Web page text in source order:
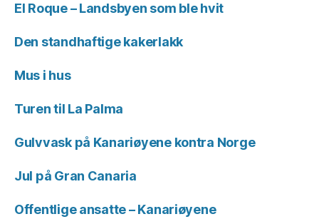
El Roque – Landsbyen som ble hvit
Den standhaftige kakerlakk
Mus i hus
Turen til La Palma
Gulvvask på Kanariøyene kontra Norge
Jul på Gran Canaria
Offentlige ansatte – Kanariøyene